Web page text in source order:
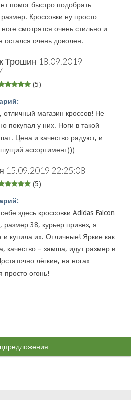
помог быстро подобрать
Кроссовки ну просто
смотрятся очень стильно и
остался очень доволен.
Трошин 18.09.2019
(5)
отличный магазин кроссов! Не
покупал у них. Ноги в такой
Цена и качество радуют, и
ассортимент)))
15.09.2019 22:25:08
(5)
здесь кроссовки Adidas Falcon
размер 38, курьер привез, я
и купила их. Отличные! Яркие как
качество – замша, идут размер в
лёгкие, на ногах
просто огонь!